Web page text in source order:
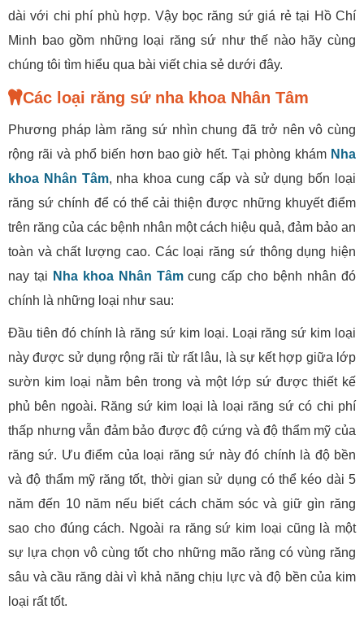
dài với chi phí phù hợp. Vậy bọc răng sứ giá rẻ tại Hồ Chí
Minh bao gồm những loại răng sứ như thế nào hãy cùng
chúng tôi tìm hiểu qua bài viết chia sẻ dưới đây.
Các loại răng sứ nha khoa Nhân Tâm
Phương pháp làm răng sứ nhìn chung đã trở nên vô cùng
rộng rãi và phổ biến hơn bao giờ hết. Tại phòng khám Nha
khoa Nhân Tâm, nha khoa cung cấp và sử dụng bốn loại
răng sứ chính để có thể cải thiện được những khuyết điểm
trên răng của các bệnh nhân một cách hiệu quả, đảm bảo an
toàn và chất lượng cao. Các loại răng sứ thông dụng hiện
nay tại Nha khoa Nhân Tâmcung cấp cho bệnh nhân đó
chính là những loại như sau:
Đầu tiên đó chính là răng sứ kim loại. Loại răng sứ kim loại
này được sử dụng rộng rãi từ rất lâu, là sự kết hợp giữa lớp
sườn kim loại nằm bên trong và một lớp sứ được thiết kế
phủ bên ngoài. Răng sứ kim loại là loại răng sứ có chi phí
thấp nhưng vẫn đảm bảo được độ cứng và độ thẩm mỹ của
răng sứ. Ưu điểm của loại răng sứ này đó chính là độ bền
và độ thẩm mỹ răng tốt, thời gian sử dụng có thể kéo dài 5
năm đến 10 năm nếu biết cách chăm sóc và giữ gìn răng
sao cho đúng cách. Ngoài ra răng sứ kim loại cũng là một
sự lựa chọn vô cùng tốt cho những mão răng có vùng răng
sâu và cầu răng dài vì khả năng chịu lực và độ bền của kim
loại rất tốt.